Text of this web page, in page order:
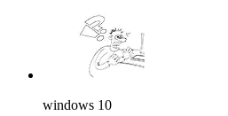
windows 10